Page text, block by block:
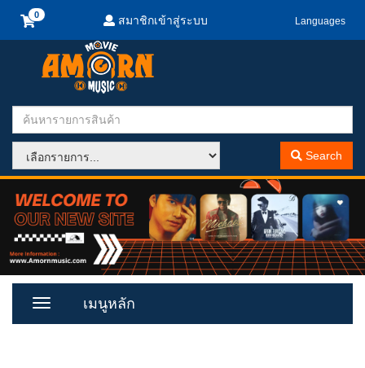
สมาชิกเข้าสู่ระบบ Languages
Search
Toggle
เมนูหลัก